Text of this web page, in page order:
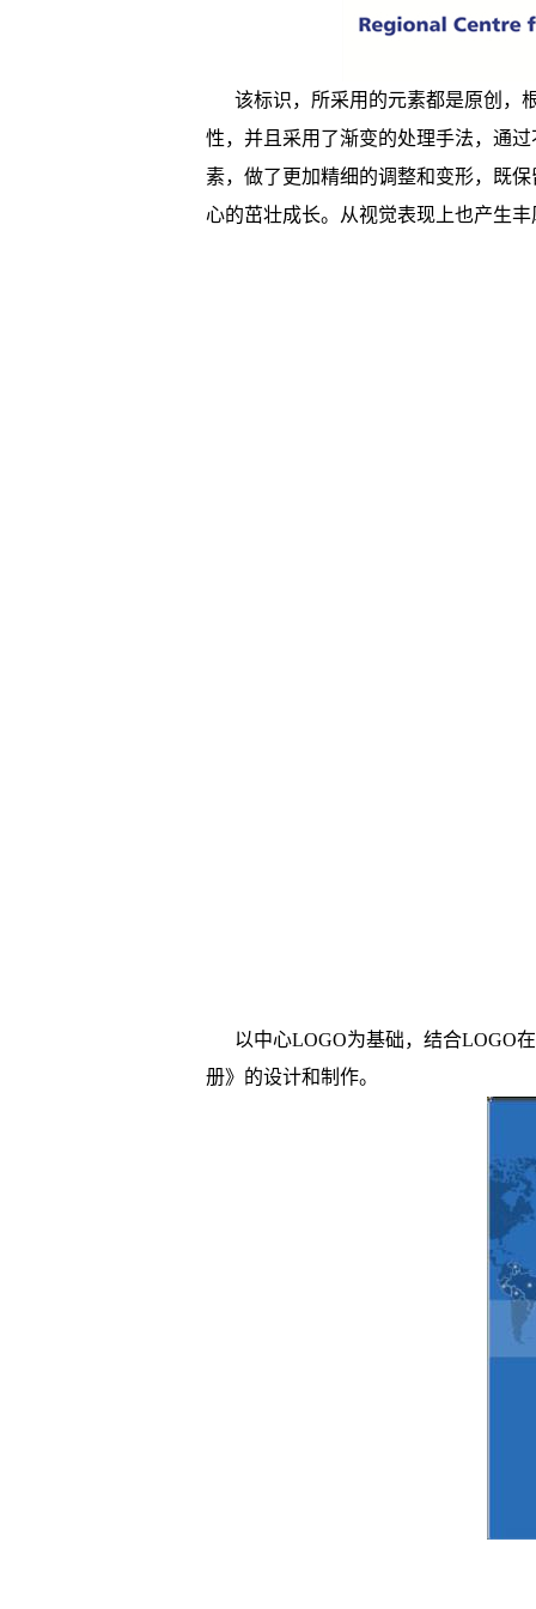
该标识，所采用的元素都是原创，
性，并且采用了渐变的处理手法，通
素，做了更加精细的调整和变形，既
心的茁壮成长。从视觉表现上也产生
以中心LOGO为基础，结合LOGO
册》的设计和制作。